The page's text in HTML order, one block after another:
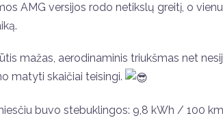
AMG versijos rodo netikslų greitį, o
mažas, aerodinaminis triukšmas net
matyti skaičiai teisingi.
buvo stebuklingos: 9,8 kWh / 100